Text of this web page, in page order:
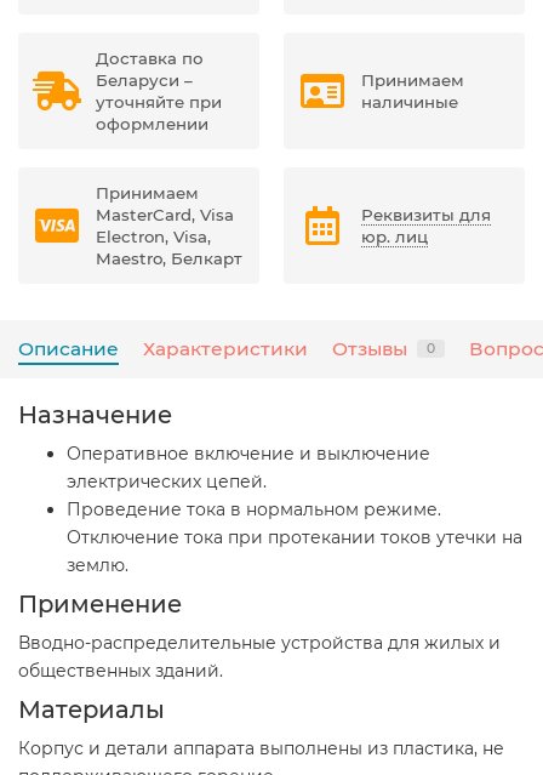
Доставка по
Беларуси –
уточняйте при
оформлении
Принимаем
наличиные
Принимаем
MasterCard, Visa
Electron, Visa,
Maestro, Белкарт
Реквизиты для
юр. лиц
Описание Характеристики Отзывы 0
Назначение
Оперативное включение и выключение
электрических цепей.
Проведение тока в нормальном режиме.
Отключение тока при протекании токов утечки на
землю.
Применение
Вводно-распределительные устройства для жилых и
общественных зданий.
Материалы
Корпус и детали аппарата выполнены из пластика, не